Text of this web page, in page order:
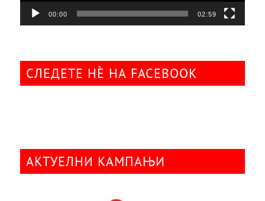
00:00 02:59
СЛЕДЕТЕ НÈ НА FACEBOOK
АКТУЕЛНИ КАМПАЊИ